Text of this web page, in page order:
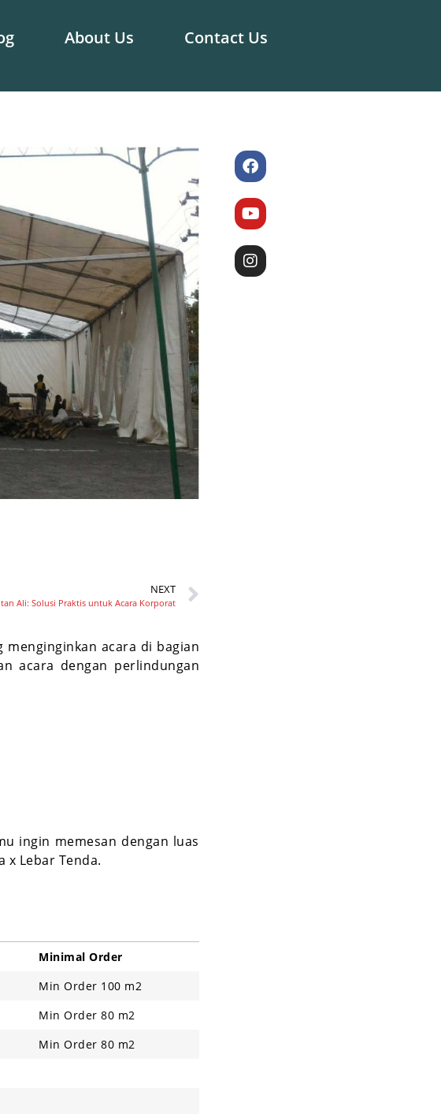
About Us Contact Us
NEXT
Ali: Solusi Praktis untuk Acara Korporat
acara di bagian
acara dengan perlindungan
ingin memesan dengan luas
x Lebar Tenda.
Minimal Order
Min Order 100 m2
Min Order 80 m2
Min Order 80 m2